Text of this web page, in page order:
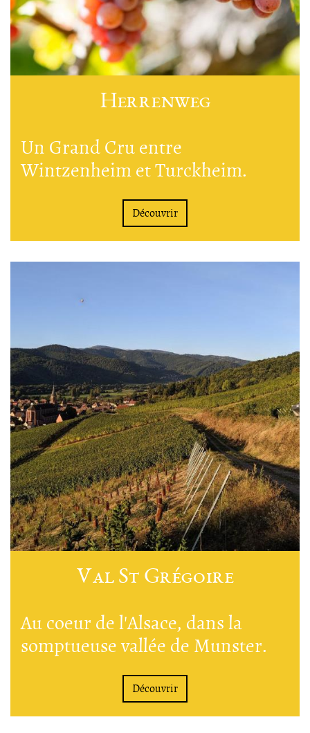
Herrenweg
Un Grand Cru entre
Wintzenheim et Turckheim.
Découvrir
Val St Grégoire
Au coeur de l'Alsace, dans la
somptueuse vallée de Munster.
Découvrir